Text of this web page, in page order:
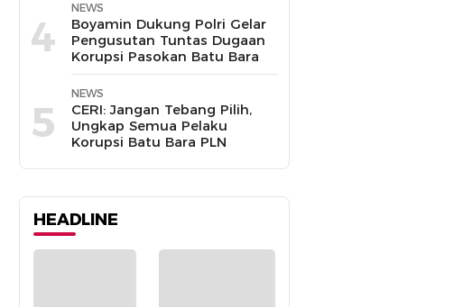
4
NEWS
Boyamin Dukung Polri Gelar
Pengusutan Tuntas Dugaan
Korupsi Pasokan Batu Bara
5
NEWS
CERI: Jangan Tebang Pilih,
Ungkap Semua Pelaku
Korupsi Batu Bara PLN
HEADLINE